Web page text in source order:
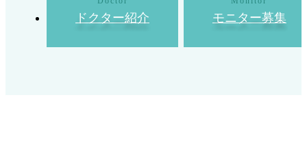
ドクター紹介 モニター募集